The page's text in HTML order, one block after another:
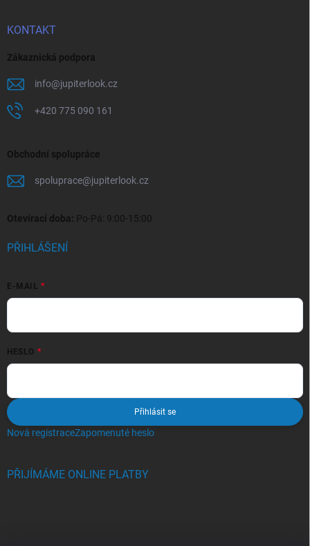
KONTAKT
Zákaznická podpora
info@jupiterlook.cz
+420 775 090 161
Obchodní spolupráce
spoluprace@jupiterlook.cz
Otevírací doba: Po-Pá: 9:00-15:00
PŘIHLÁŠENÍ
E-MAIL
HESLO
Přihlásit se
Nová registraceZapomenuté heslo
PŘIJÍMÁME ONLINE PLATBY